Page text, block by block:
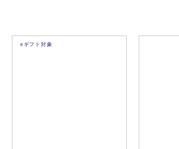
eギフト対象